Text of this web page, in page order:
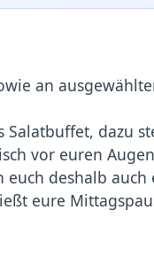
an
dazu
vor euren
deshalb auch
eure